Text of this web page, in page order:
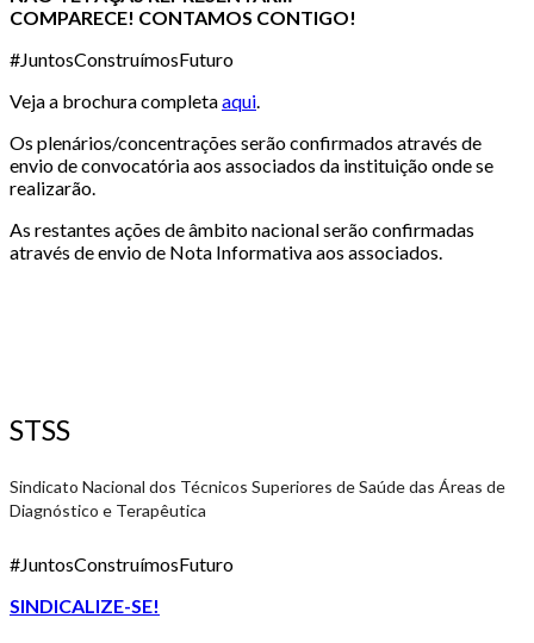
COMPARECE! CONTAMOS CONTIGO!
#JuntosConstruímosFuturo
Veja a brochura completaaqui.
Os plenários/concentrações serão confirmados através de
envio de convocatória aos associados da instituição onde se
realizarão.
As restantes ações de âmbito nacional serão confirmadas
através de envio de Nota Informativa aos associados.
STSS
Sindicato Nacional dos Técnicos Superiores de Saúde das Áreas de
Diagnóstico e Terapêutica
#JuntosConstruímosFuturo
SINDICALIZE-SE!